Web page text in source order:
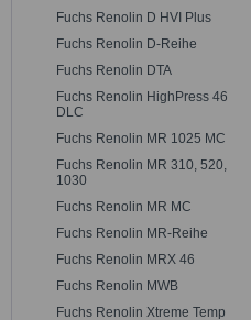
Fuchs Renolin D HVI Plus
Fuchs Renolin D-Reihe
Fuchs Renolin DTA
Fuchs Renolin HighPress 46
DLC
Fuchs Renolin MR 1025 MC
Fuchs Renolin MR 310, 520,
1030
Fuchs Renolin MR MC
Fuchs Renolin MR-Reihe
Fuchs Renolin MRX 46
Fuchs Renolin MWB
Fuchs Renolin Xtreme Temp